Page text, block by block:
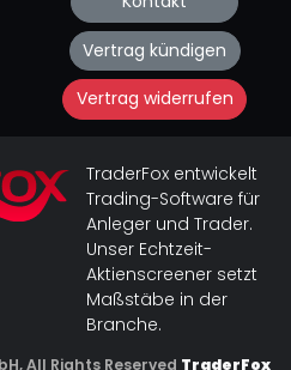
Vertrag kündigen
Vertrag widerrufen
TraderFox entwickelt
Trading-Software für
Anleger und Trader.
Unser Echtzeit-
Aktienscreener setzt
Maßstäbe in der
Branche.
All Rights Reserved TraderFox